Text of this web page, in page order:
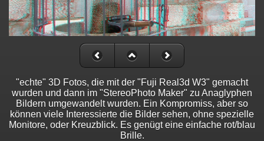
"echte" 3D Fotos, die mit der "Fuji Real3d W3" gemacht
wurden und dann im "StereoPhoto Maker" zu Anaglyphen
Bildern umgewandelt wurden. Ein Kompromiss, aber so
können viele Interessierte die Bilder sehen, ohne spezielle
Monitore, oder Kreuzblick. Es genügt eine einfache rot/blau
Brille.